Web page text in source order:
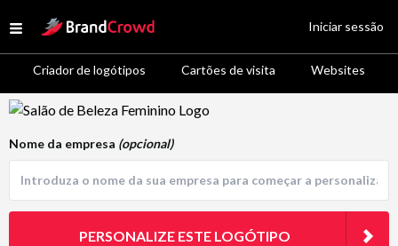
Open menu
Site Logo
Criador de logótipos Cartões de visita Websites
Iniciar sessão
Logo Template Preview
Nome da empresa (opcional)
PERSONALIZE ESTE LOGÓTIPO